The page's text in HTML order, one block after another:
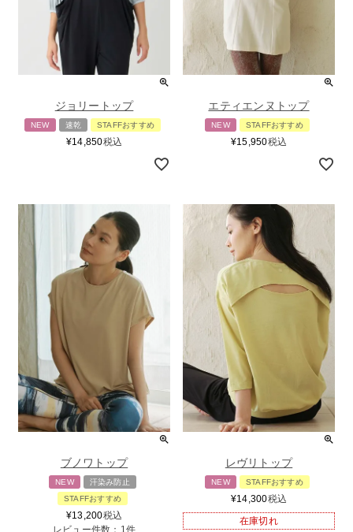
ジョリートップ
NEW 速乾 STAFFおすすめ
¥14,850税込
エティエンヌトップ
NEW STAFFおすすめ
¥15,950税込
ブノワトップ
NEW
汗染み防止
STAFFおすすめ
¥13,200税込
レビュー件数：1件
レヴリトップ
NEW STAFFおすすめ
¥14,300税込
在庫切れ